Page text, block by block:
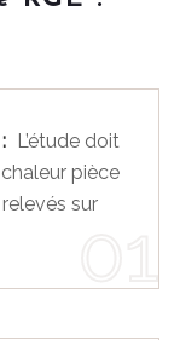
L’étude doit
pièce
sur